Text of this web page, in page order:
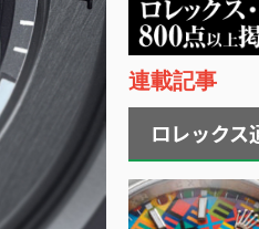
連載記事
ロレックス